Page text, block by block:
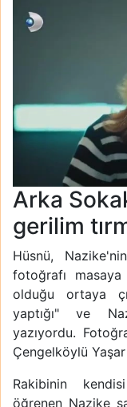
Arka
gerilim
Hüsnü,
fotoğrafı
olduğu ortaya
yaptığı" ve
yazıyordu.
Çengelköylü
Rakibinin
öğrenen Nazike